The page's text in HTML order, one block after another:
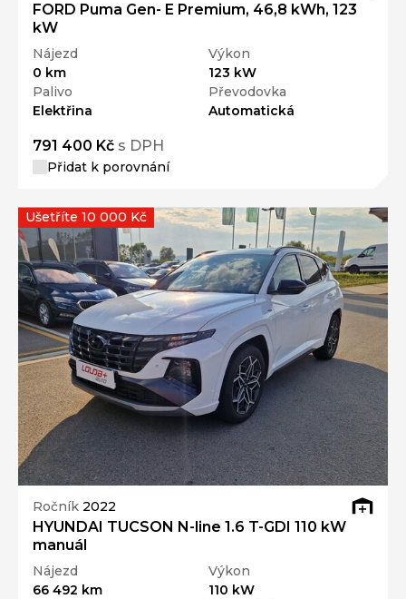
FORD Puma Gen- E Premium, 46,8 kWh, 123
kW
Nájezd
0 km
Výkon
123 kW
Palivo
Elektřina
Převodovka
Automatická
791 400 Kč s DPH
Přidat k porovnání
Ročník 2022
HYUNDAI TUCSON N-line 1.6 T-GDI 110 kW
manuál
Nájezd
66 492 km
Výkon
110 kW
Ušetříte 10 000 Kč